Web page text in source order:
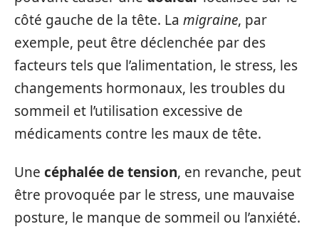
côté gauche de la tête. La migraine, par
exemple, peut être déclenchée par des
facteurs tels que l’alimentation, le stress, les
changements hormonaux, les troubles du
sommeil et l’utilisation excessive de
médicaments contre les maux de tête.
Une céphalée de tension, en revanche, peut
être provoquée par le stress, une mauvaise
posture, le manque de sommeil ou l’anxiété.